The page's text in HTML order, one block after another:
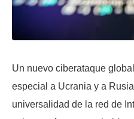
Un nuevo ciberataque
especial a Ucrania y a
universalidad de la red de